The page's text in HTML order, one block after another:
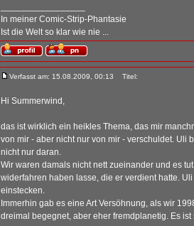
In meiner Comic-Strip-Phantasie
Ist die Welt so klar wie nie ...
Verfasst am: 15.08.2009, 00:13 Titel:
Hi Summerwind,
das ist wirklich ein heikles Thema, das mir
von mir - aber nicht nur von mir - verschuldet. Uli
nicht nur daran.
Wir waren damals nicht nett zueinander und es
widerfahren haben lasse, die er verdient hatte.
einstecken.
Immerhin gab es eine Art Versöhnung, als wir
dreimal begegnet, aber eher fremdplanetig. Es